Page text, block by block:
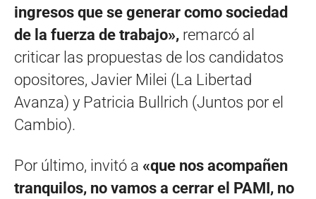
ingresos que se generar como sociedad
de la fuerza de trabajo», remarcó al
criticar las propuestas de los candidatos
opositores, Javier Milei (La Libertad
Avanza) y Patricia Bullrich (Juntos por el
Cambio).
Por último, invitó a «que nos acompañen
tranquilos, no vamos a cerrar el PAMI, no